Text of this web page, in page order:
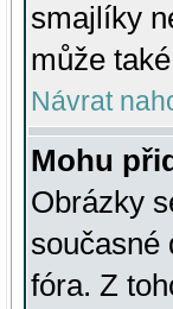
smajlíky
může
Návrat
Mohu
Obrázky
současné
fóra. Z